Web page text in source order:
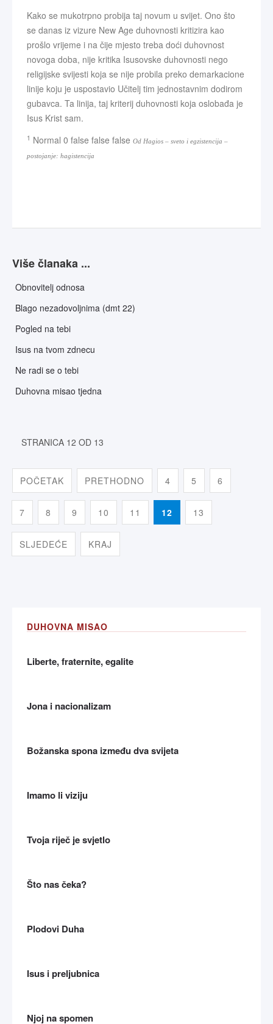
Kako se mukotrpno probija taj novum u svijet. Ono što
se danas iz vizure New Age duhovnosti kritizira kao
prošlo vrijeme i na čije mjesto treba doći duhovnost
novoga doba, nije kritika Isusovske duhovnosti nego
religijske svijesti koja se nije probila preko demarkacione
linije koju je uspostavio Učitelj tim jednostavnim dodirom
gubavca. Ta linija, taj kriterij duhovnosti koja oslobađa je
Isus Krist sam.
1 Normal 0 false false false Od Hagios – sveto i egzistencija –
postojanje: hagistencija
Više članaka ...
Obnovitelj odnosa
Blago nezadovoljnima (dmt 22)
Pogled na tebi
Isus na tvom zdnecu
Ne radi se o tebi
Duhovna misao tjedna
STRANICA 12 OD 13
POČETAK PRETHODNO 4 5 6
7 8 9 10 11 12 13
SLJEDEĆE KRAJ
DUHOVNA MISAO
Liberte, fraternite, egalite
Jona i nacionalizam
Božanska spona između dva svijeta
Imamo li viziju
Tvoja riječ je svjetlo
Što nas čeka?
Plodovi Duha
Isus i preljubnica
Njoj na spomen